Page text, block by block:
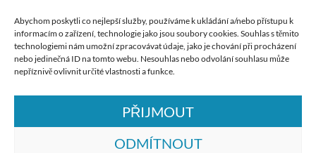
Abychom poskytli co nejlepší služby, používáme k ukládání a/nebo přístupu k
informacím o zařízení, technologie jako jsou soubory cookies. Souhlas s těmito
technologiemi nám umožní zpracovávat údaje, jako je chování při procházení
nebo jedinečná ID na tomto webu. Nesouhlas nebo odvolání souhlasu může
nepříznivě ovlivnit určité vlastnosti a funkce.
PŘIJMOUT
ODMÍTNOUT
487 881 111
podatelna@mucl.cz